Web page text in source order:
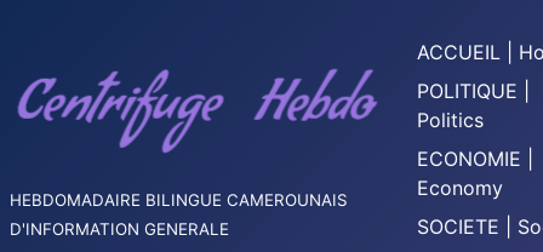
HEBDOMADAIRE BILINGUE CAMEROUNAIS
D'INFORMATION GENERALE
ACCUEIL |
POLITIQUE |
Politics
ECONOMIE |
Economy
SOCIETE |